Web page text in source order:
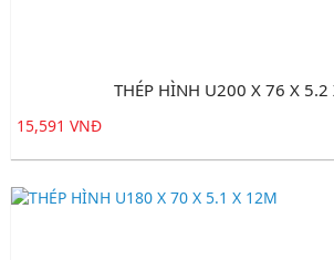
THÉP HÌNH U200 X 76 X 5.2
15,591 VNĐ